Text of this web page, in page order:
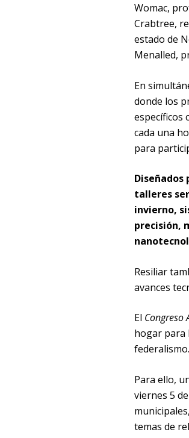
Womac,
Crabtree,
estado de
Menalled,
En
donde los
específicos
cada una
para
talleres
invierno,
precisión,
Resiliar
avances
El Congreso
hogar para
federalismo.
Para ello,
viernes 5
temas de